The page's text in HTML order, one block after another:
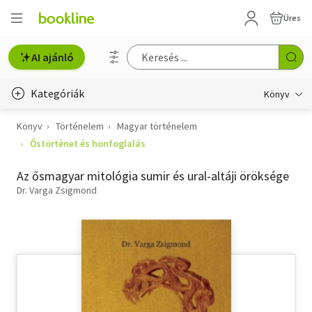
Üres
AI ajánló
Kategóriák Könyv
Életmód, egészség
Gyermek- és ifjúsági
Hobbi, szabadidő
Könyv Történelem
Magyar történelem
Őstörténet és honfoglalás
Az ősmagyar mitológia sumir és ural-altáji öröksége
Dr. Varga Zsigmond